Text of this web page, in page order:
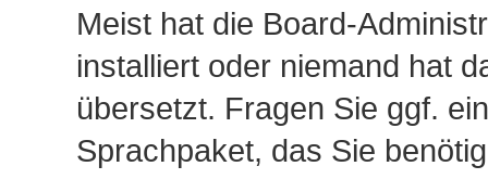
Meist hat die Board-
installiert oder niemand hat
übersetzt. Fragen Sie ggf.
Sprachpaket, das Sie